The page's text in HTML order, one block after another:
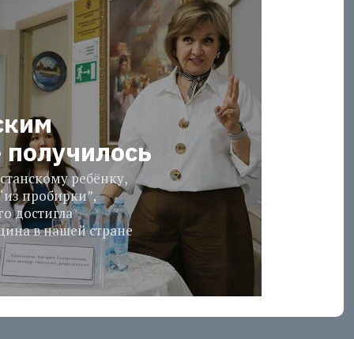
ребёнку,
пробирки”,
достигла
в нашей стране